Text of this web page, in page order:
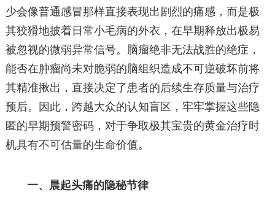
少会像普通感冒那样直接表现出剧烈的痛感，而是极
其狡猾地披着日常小毛病的外衣，在早期释放出极易
被忽视的微弱异常信号。脑瘤绝非无法战胜的绝症，
能否在肿瘤尚未对脆弱的脑组织造成不可逆破坏前将
其精准揪出，直接决定了患者的后续生存质量与治疗
预后。因此，跨越大众的认知盲区，牢牢掌握这些隐
匿的早期预警密码，对于争取极其宝贵的黄金治疗时
机具有不可估量的生命价值。
一、晨起头痛的隐秘节律